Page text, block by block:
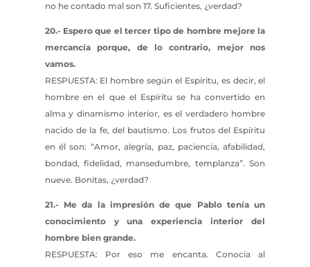
no he contado mal son 17. Suficientes, ¿verdad?
20.- Espero que el tercer tipo de hombre mejore la
mercancía porque, de lo contrario, mejor nos
vamos.
RESPUESTA: El hombre según el Espíritu, es decir, el
hombre en el que el Espíritu se ha convertido en
alma y dinamismo interior, es el verdadero hombre
nacido de la fe, del bautismo. Los frutos del Espíritu
en él son: “Amor, alegría, paz, paciencia, afabilidad,
bondad, fidelidad, mansedumbre, templanza”. Son
nueve. Bonitas, ¿verdad?
21.- Me da la impresión de que Pablo tenía un
conocimiento y una experiencia interior del
hombre bien grande.
RESPUESTA: Por eso me encanta. Conocía al